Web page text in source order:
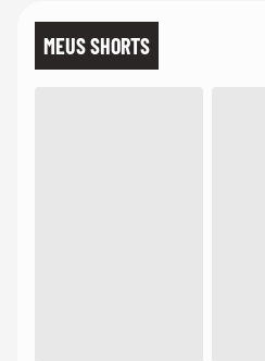
MEUS SHORTS